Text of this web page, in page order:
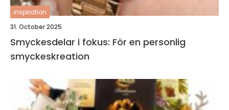
inspiration
31. October 2025
Smyckesdelar i fokus: För en personlig
smyckeskreation